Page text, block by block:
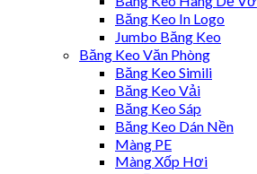
Băng Keo In Logo
Jumbo Băng Keo
Băng Keo Văn Phòng
Băng Keo Simili
Băng Keo Vải
Băng Keo Sáp
Băng Keo Dán Nền
Màng PE
Màng Xốp Hơi